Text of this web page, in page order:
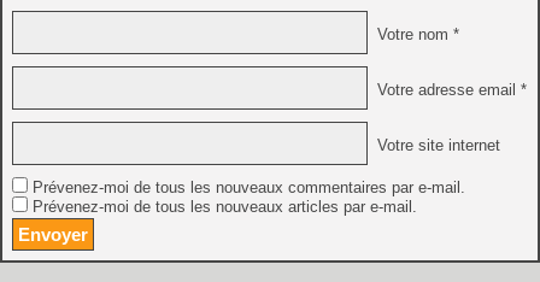
Votre nom *
Votre adresse email *
Votre site internet
Prévenez-moi de tous les nouveaux commentaires par e-mail.
Prévenez-moi de tous les nouveaux articles par e-mail.